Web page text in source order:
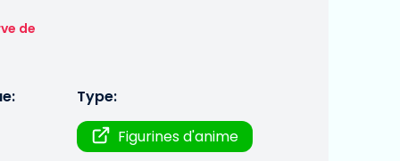
de
Type:
Figurines d'anime